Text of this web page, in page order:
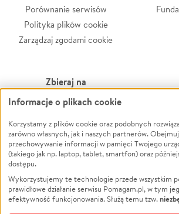
Porównanie serwisów
Polityka plików cookie
Zarządzaj zgodami cookie
Zbieraj na
Leczenie
Zwierzęta
Pożar
Ukraina
Pomoc Finansowa
Projekty
Informacje o plikach cookie
Korzystamy z plików cookie oraz podobnych
zarówno własnych, jak i naszych partnerów.
przechowywanie informacji w pamięci Twojego
(takiego jak np. laptop, tablet, smartfon) oraz
dostępu.
Wykorzystujemy te technologie przede wszystkim
prawidłowe działanie serwisu Pomagam.pl, w tym
efektywność funkcjonowania. Służą temu tzw.